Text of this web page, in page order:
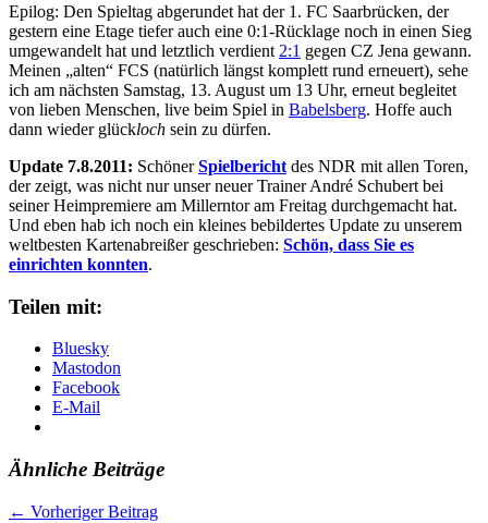
Epilog: Den Spieltag abgerundet hat der 1. FC Saarbrücken, der
gestern eine Etage tiefer auch eine 0:1-Rücklage noch in einen Sieg
umgewandelt hat und letztlich verdient 2:1 gegen CZ Jena gewann.
Meinen „alten“ FCS (natürlich längst komplett rund erneuert), sehe
ich am nächsten Samstag, 13. August um 13 Uhr, erneut begleitet
von lieben Menschen, live beim Spiel in Babelsberg. Hoffe auch
dann wieder glückloch sein zu dürfen.
Update 7.8.2011: SchönerSpielbericht des NDR mit allen Toren,
der zeigt, was nicht nur unser neuer Trainer André Schubert bei
seiner Heimpremiere am Millerntor am Freitag durchgemacht hat.
Und eben hab ich noch ein kleines bebildertes Update zu unserem
weltbesten Kartenabreißer geschrieben: Schön, dass Sie es
einrichten konnten.
Teilen mit:
Bluesky
Mastodon
Facebook
E-Mail
Ähnliche Beiträge
← Vorheriger Beitrag